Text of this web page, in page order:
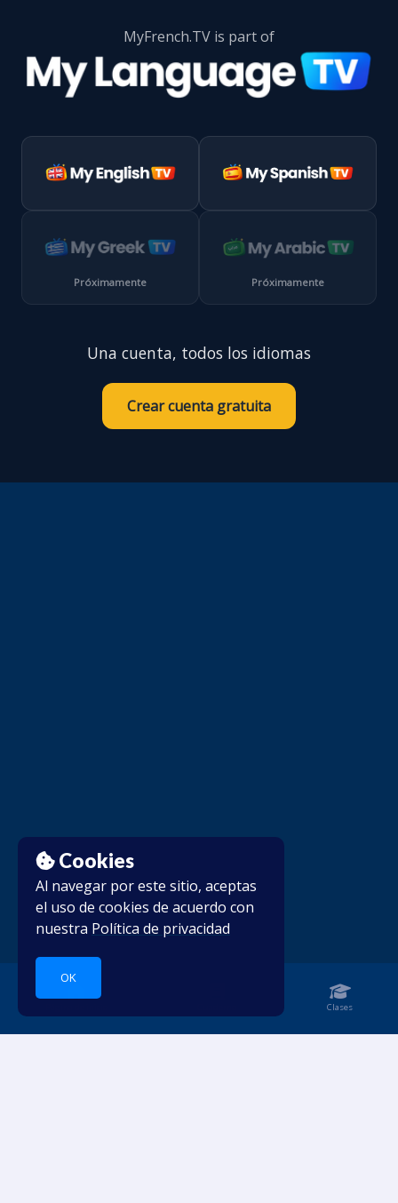
Cookies
Al navegar por este sitio, aceptas
el uso de cookies de acuerdo con
nuestra Política de privacidad
OK
MyFrench.TV is part of
Próximamente Próximamente
Una cuenta, todos los idiomas
Crear cuenta gratuita
Clases